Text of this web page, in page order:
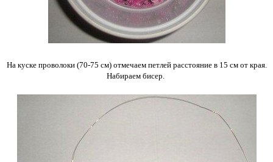
На куске проволоки (70-75 см) отмечаем петлей расстояние в 15 см от края.
Набираем бисер.